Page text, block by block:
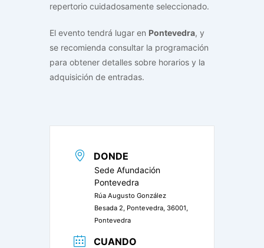
repertorio cuidadosamente seleccionado.
El evento tendrá lugar en Pontevedra, y
se recomienda consultar la programación
para obtener detalles sobre horarios y la
adquisición de entradas.
DONDE
Sede Afundación
Pontevedra
Rúa Augusto González
Besada 2, Pontevedra, 36001,
Pontevedra
CUANDO